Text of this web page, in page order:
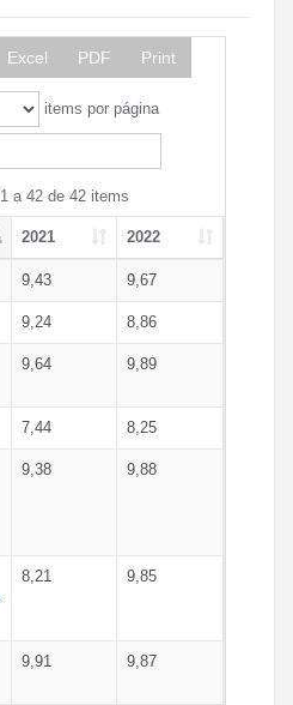
Excel PDF Print
items por página
a 42 de 42 items
2021 2022
9,43 9,67
9,24 8,86
9,64 9,89
7,44 8,25
9,38 9,88
8,21 9,85
9,91 9,87